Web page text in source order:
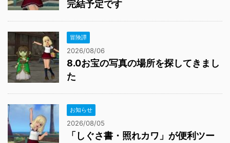
完結予定です
冒険譚
2026/08/06
8.0お宝の写真の場所を探してきまし
た
お知らせ
2026/08/05
「しぐさ書・照れカワ」が便利ツー